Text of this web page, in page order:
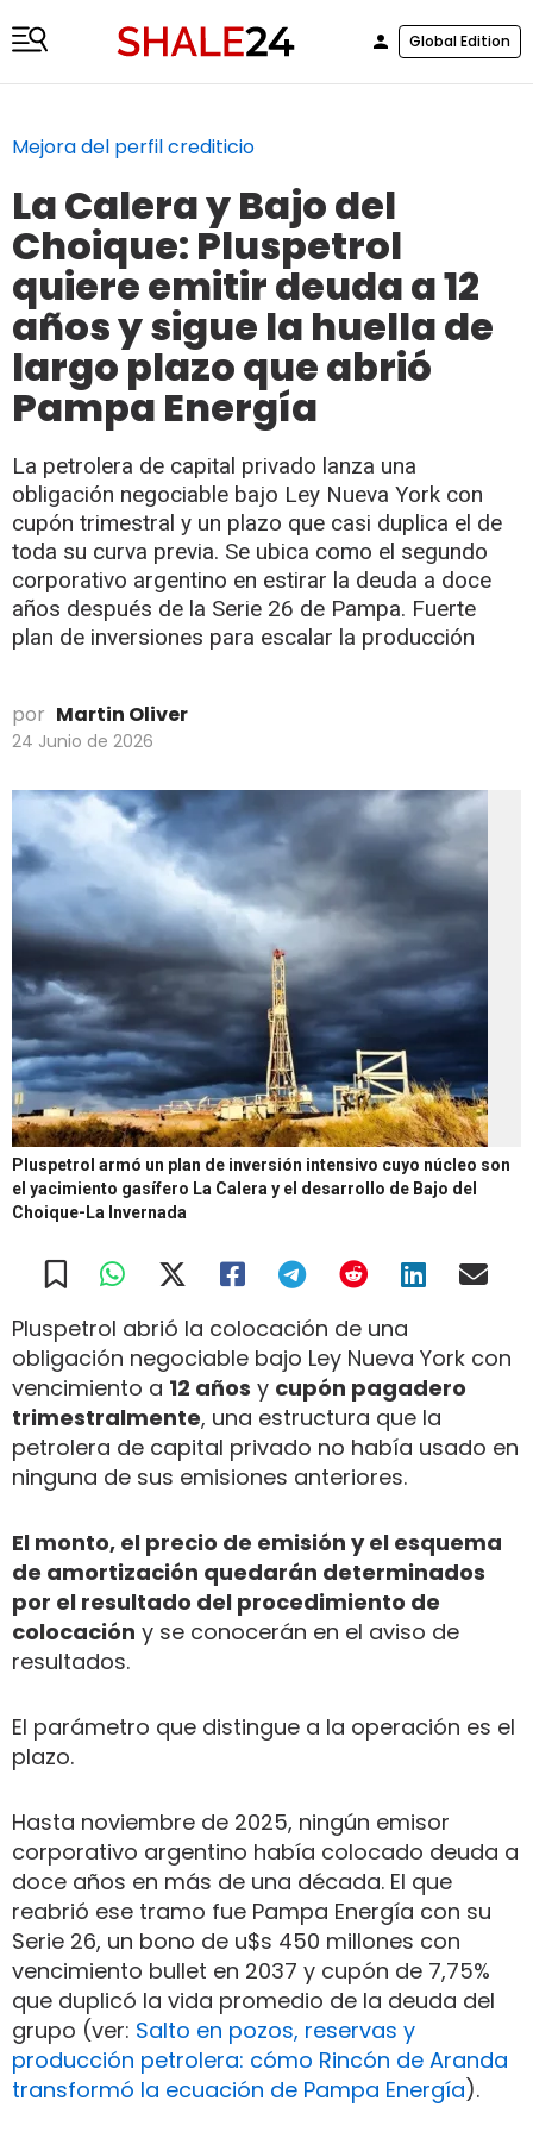
Global Edition
Mejora del perfil crediticio
La Calera y Bajo del
Choique: Pluspetrol
quiere emitir deuda a 12
años y sigue la huella de
largo plazo que abrió
Pampa Energía
La petrolera de capital privado lanza una
obligación negociable bajo Ley Nueva York con
cupón trimestral y un plazo que casi duplica el de
toda su curva previa. Se ubica como el segundo
corporativo argentino en estirar la deuda a doce
años después de la Serie 26 de Pampa. Fuerte
plan de inversiones para escalar la producción
por Martin Oliver
24 Junio de 2026
Pluspetrol armó un plan de inversión intensivo cuyo núcleo son
el yacimiento gasífero La Calera y el desarrollo de Bajo del
Choique-La Invernada
Pluspetrol abrió la colocación de una
obligación negociable bajo Ley Nueva York con
vencimiento a 12 años y cupón pagadero
trimestralmente, una estructura que la
petrolera de capital privado no había usado en
ninguna de sus emisiones anteriores.
El monto, el precio de emisión y el esquema
de amortización quedarán determinados
por el resultado del procedimiento de
colocación y se conocerán en el aviso de
resultados.
El parámetro que distingue a la operación es el
plazo.
Hasta noviembre de 2025, ningún emisor
corporativo argentino había colocado deuda a
doce años en más de una década. El que
reabrió ese tramo fue Pampa Energía con su
Serie 26, un bono de u$s 450 millones con
vencimiento bullet en 2037 y cupón de 7,75%
que duplicó la vida promedio de la deuda del
grupo (ver: Salto en pozos, reservas y
producción petrolera: cómo Rincón de Aranda
transformó la ecuación de Pampa Energía).